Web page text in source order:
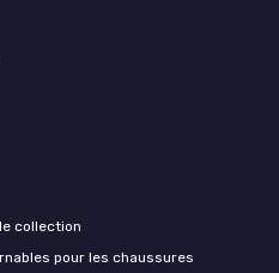
collection
pour les chaussures